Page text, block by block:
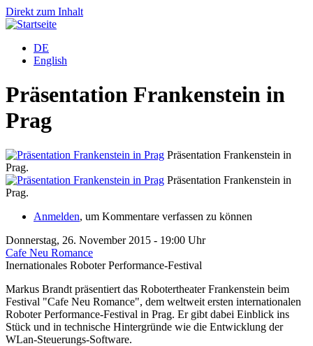
Direkt zum Inhalt
DE
English
Präsentation Frankenstein in
Prag
Präsentation Frankenstein in
Prag.
Präsentation Frankenstein in
Prag.
Anmelden, um Kommentare verfassen zu können
Donnerstag, 26. November 2015 - 19:00 Uhr
Cafe Neu Romance
Inernationales Roboter Performance-Festival
Markus Brandt präsentiert das Robotertheater Frankenstein beim
Festival "Cafe Neu Romance", dem weltweit ersten internationalen
Roboter Performance-Festival in Prag. Er gibt dabei Einblick ins
Stück und in technische Hintergründe wie die Entwicklung der
WLan-Steuerungs-Software.